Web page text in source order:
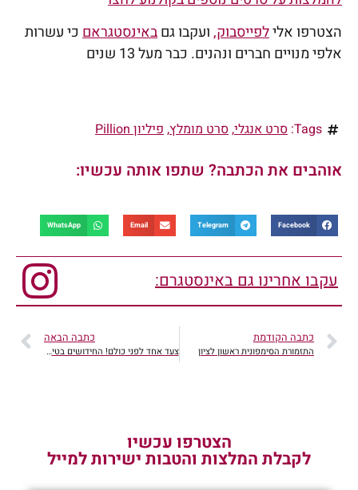
הצטרפו אלילפייסבוק,ועקבו גםבאינסטגראם כי עשרות
אלפי מנויים חברים ונהנים. כבר מעל 13 שנים
Tags: סרט אנגלי,סרט מומלץ,פיליון Pillion
אוהבים את הכתבה? שתפו אותה עכשיו:
Facebook
Telegram
Email
WhatsApp
עקבו אחרינו גם באינסטגרם:
כתבה הקודמת
התזמורת הסימפונית ראשון לציון
כתבה הבאה
צעד אחד לפני כולם! החידושים בטיפולים
הצטרפו עכשיו
לקבלת המלצות והטבות ישירות למייל